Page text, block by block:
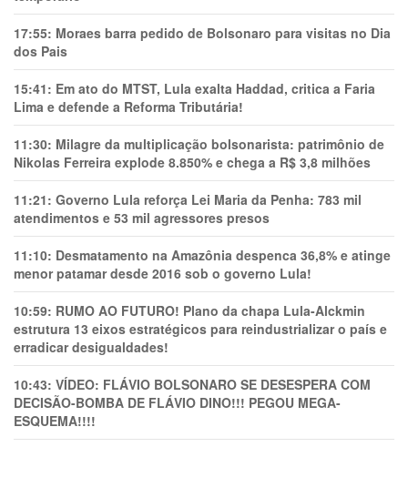
17:55: Moraes barra pedido de Bolsonaro para visitas no Dia
dos Pais
15:41: Em ato do MTST, Lula exalta Haddad, critica a Faria
Lima e defende a Reforma Tributária!
11:30: Milagre da multiplicação bolsonarista: patrimônio de
Nikolas Ferreira explode 8.850% e chega a R$ 3,8 milhões
11:21: Governo Lula reforça Lei Maria da Penha: 783 mil
atendimentos e 53 mil agressores presos
11:10: Desmatamento na Amazônia despenca 36,8% e atinge
menor patamar desde 2016 sob o governo Lula!
10:59: RUMO AO FUTURO! Plano da chapa Lula-Alckmin
estrutura 13 eixos estratégicos para reindustrializar o país e
erradicar desigualdades!
10:43: VÍDEO: FLÁVIO BOLSONARO SE DESESPERA COM
DECISÃO-BOMBA DE FLÁVIO DINO!!! PEGOU MEGA-
ESQUEMA!!!!